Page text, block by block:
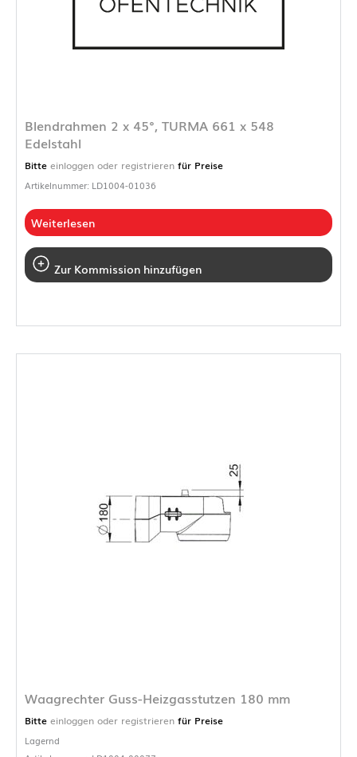
Blendrahmen 2 x 45°, TURMA 661 x 548
Edelstahl
Bitte einloggen oder registrieren für Preise
Artikelnummer: LD1004-01036
Weiterlesen
Zur Kommission hinzufügen
Waagrechter Guss-Heizgasstutzen 180 mm
Bitte einloggen oder registrieren für Preise
Lagernd